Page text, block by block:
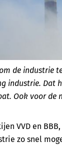
de industrie
industrie. Dat
Ook voor de
VVD en
zo snel